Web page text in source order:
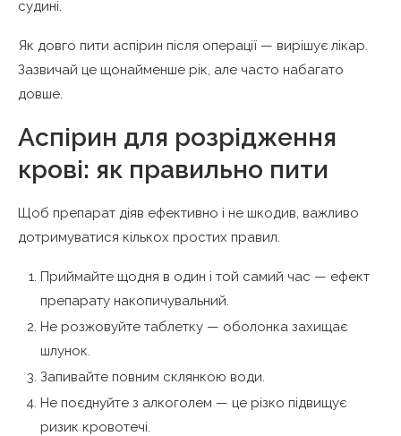
судині.
Як довго пити аспірин після операції — вирішує лікар.
Зазвичай це щонайменше рік, але часто набагато
довше.
Аспірин для розрідження
крові: як правильно пити
Щоб препарат діяв ефективно і не шкодив, важливо
дотримуватися кількох простих правил.
Приймайте щодня в один і той самий час — ефект
препарату накопичувальний.
Не розжовуйте таблетку — оболонка захищає
шлунок.
Запивайте повним склянкою води.
Не поєднуйте з алкоголем — це різко підвищує
ризик кровотечі.